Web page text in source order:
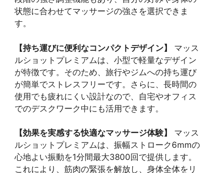
状態に合わせてマッサージの強さを選択できま
す。
【持ち運びに便利なコンパクトデザイン】
マッス
ルショットプレミアムは、小型で軽量なデザイン
が特徴です。そのため、旅行やジムへの持ち運び
が簡単でストレスフリーです。さらに、長時間の
使用でも疲れにくい設計なので、自宅やオフィス
でのデスクワーク中にも活用できます。
【効果を実感する快適なマッサージ体験】
マッス
ルショットプレミアムは、振幅ストローク6mmの
心地よい振動を1分間最大3800回で提供します。
これにより、筋肉の緊張を解放し、身体全体をリ